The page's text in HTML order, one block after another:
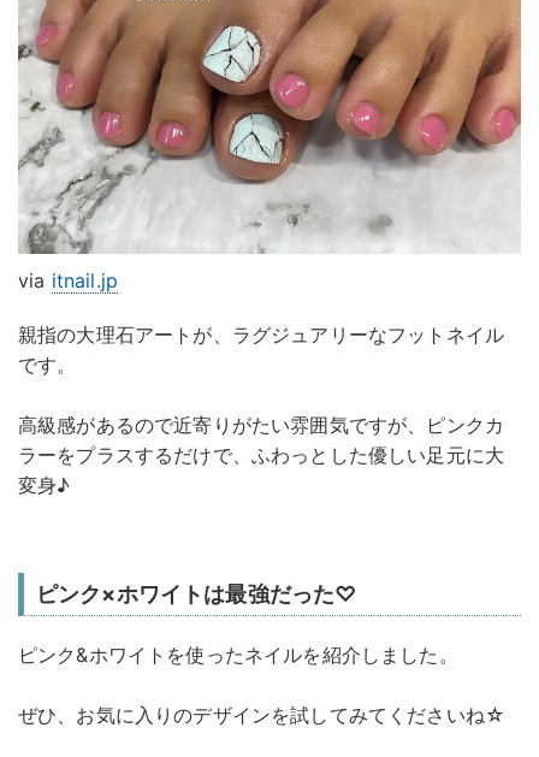
via itnail.jp
親指の大理石アートが、ラグジュアリーなフットネイル
です。
高級感があるので近寄りがたい雰囲気ですが、ピンクカ
ラーをプラスするだけで、ふわっとした優しい足元に大
変身♪
ピンク×ホワイトは最強だった♡
ピンク&ホワイトを使ったネイルを紹介しました。
ぜひ、お気に入りのデザインを試してみてくださいね☆